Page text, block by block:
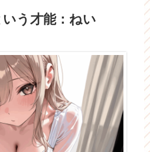
う才能：ねい